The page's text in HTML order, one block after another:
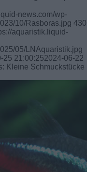
news.com/wp-
10/Rasboras.jpg 430
aquaristik.liquid-
05/LNAquaristik.jpg
25 21:00:252024-06-22
Kleine Schmuckstücke